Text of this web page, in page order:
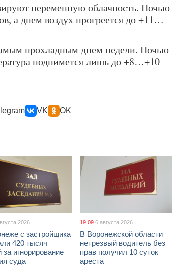
переменную облачность. Ночью
а днем воздух прогреется до +11…
прохладным днем недели. Ночью
поднимется лишь до +8…+10
VK OK
2026
с застройщика
420 тысяч
за игнорирование
суда
19:09 6 августа 2026
В Воронежской области
нетрезвый водитель без
прав получил 10 суток
ареста